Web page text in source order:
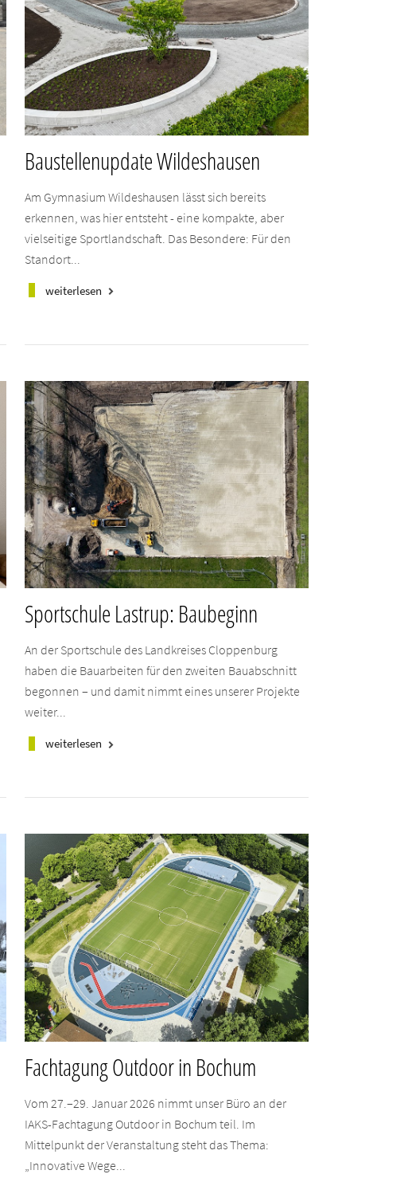
Baustellenupdate Wildeshausen
Am Gymnasium Wildeshausen lässt sich bereits
erkennen, was hier entsteht - eine kompakte, aber
vielseitige Sportlandschaft. Das Besondere: Für den
Standort...
weiterlesen keyboard_arrow_right
Sportschule Lastrup: Baubeginn
An der Sportschule des Landkreises Cloppenburg
haben die Bauarbeiten für den zweiten Bauabschnitt
begonnen – und damit nimmt eines unserer Projekte
weiter...
weiterlesen keyboard_arrow_right
Fachtagung Outdoor in Bochum
Vom 27.–29. Januar 2026 nimmt unser Büro an der
IAKS-Fachtagung Outdoor in Bochum teil. Im
Mittelpunkt der Veranstaltung steht das Thema:
„Innovative Wege...